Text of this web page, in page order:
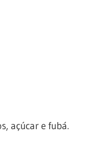
açúcar e fubá.